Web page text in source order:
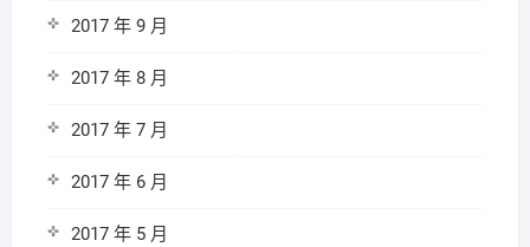
2017 年 9 月
2017 年 8 月
2017 年 7 月
2017 年 6 月
2017 年 5 月